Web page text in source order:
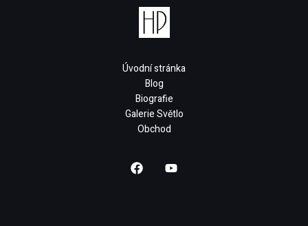
Úvodní stránka
Blog
Biografie
Galerie Světlo
Obchod